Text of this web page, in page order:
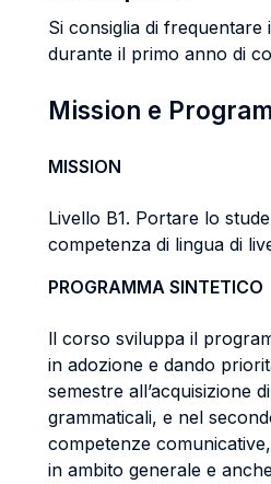
Si consiglia di
durante il primo anno di
Mission e
MISSION
Livello B1. Portare lo
competenza di lingua di
PROGRAMMA SINTETICO
ll corso sviluppa il
in adozione e dando
semestre all’acquisizione
grammaticali, e nel
competenze
in ambito generale e